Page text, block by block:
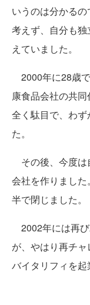
いうのは分かる
考えず、自分も
えていました。
2000年に28歳
康食品会社の共
全く駄目で、わ
た。
その後、今度は
会社を作りまし
半で閉じました。
2002年には再
が、やはり再チ
バイタリフィを起